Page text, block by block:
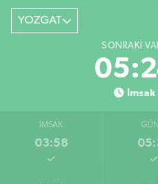
YOZGAT
SONRAKI
İmsak
İMSAK
03:58